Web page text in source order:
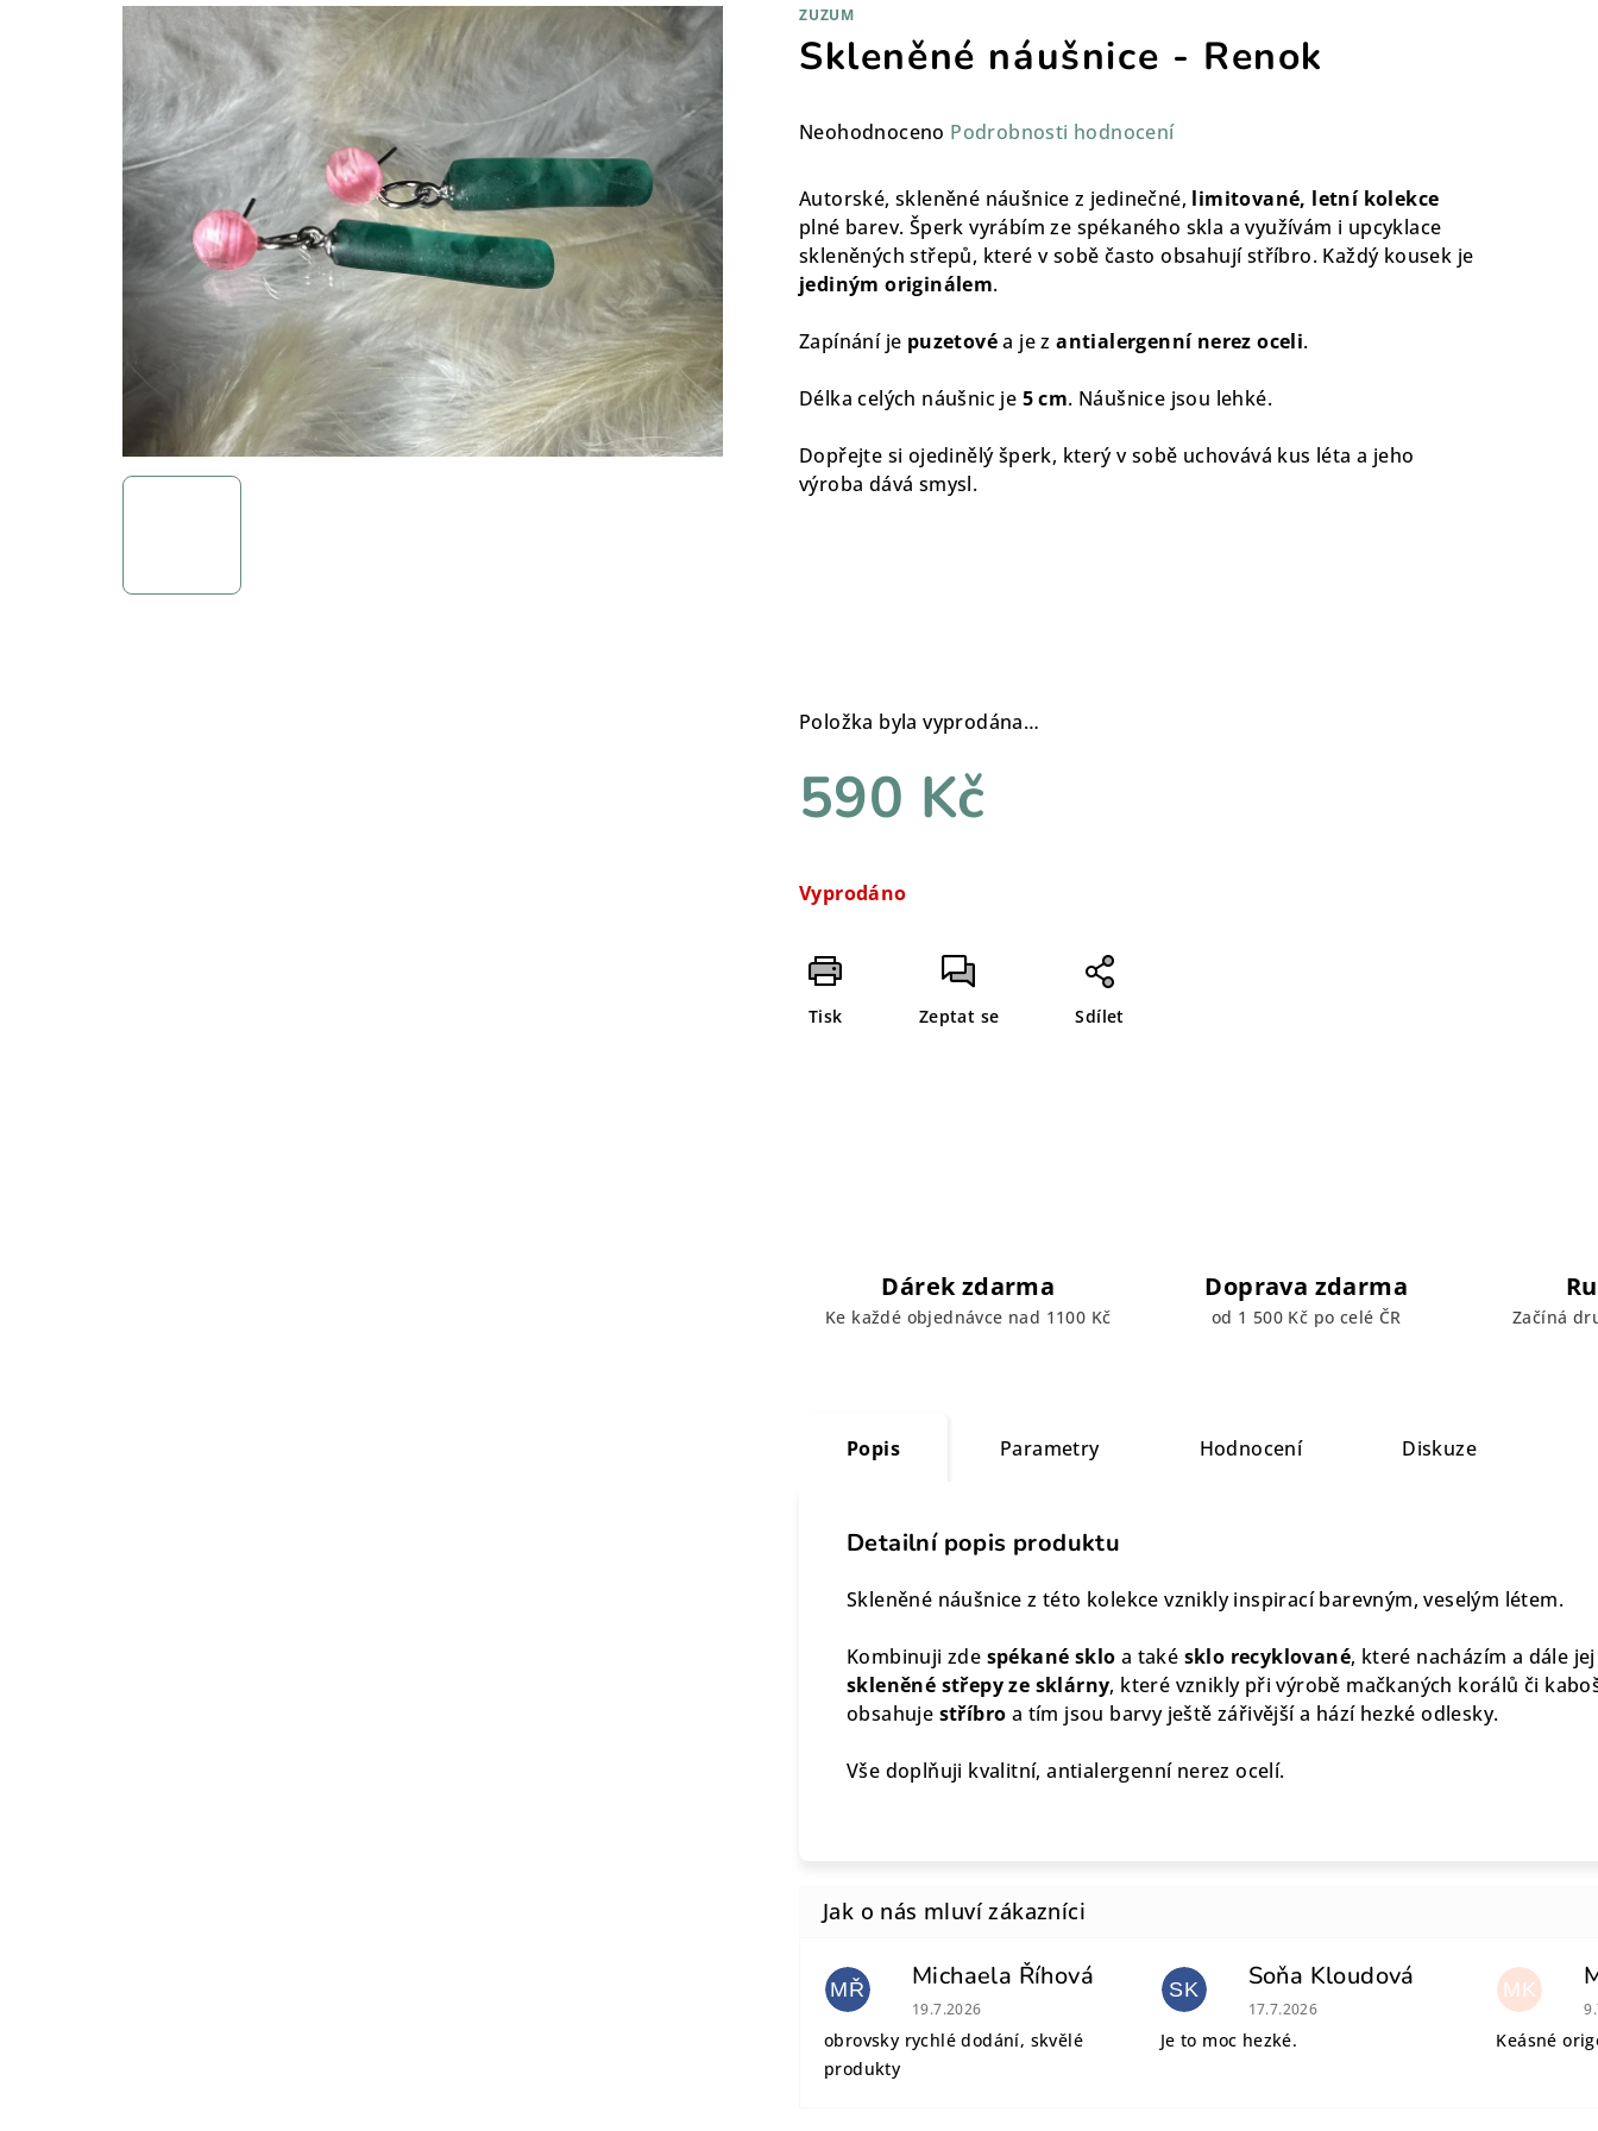
ZUZUM
Skleněné náušnice - Renok
Průměrné
produktu
je
0,0
z
5
hvězdiček.
Neohodnoceno Podrobnosti hodnocení
Autorské, skleněné náušnice z jedinečné, limitované, letní kolekce
plné barev. Šperk vyrábím ze spékaného skla a využívám i upcyklace
skleněných střepů, které v sobě často obsahují stříbro. Každý kousek je
jediným originálem.
Zapínání je puzetovéa je zantialergenní nerez oceli.
Délka celých náušnic je 5 cm. Náušnice jsou lehké.
Dopřejte si ojedinělý šperk, který v sobě uchovává kus léta a jeho
výroba dává smysl.
Položka byla vyprodána…
590 Kč
cena:
Vyprodáno
Tisk Zeptat se Sdílet
Dárek zdarma
Ke každé objednávce nad 1100 Kč
Doprava zdarma
od 1 500 Kč po celé ČR Začíná
Popis Parametry Hodnocení Diskuze
Detailní popis produktu
Skleněné náušnice z této kolekce vznikly inspirací barevným, veselým létem.
Kombinuji zde spékané sklo a také sklo recyklované, které nacházím a dále
skleněné střepy ze sklárny, které vznikly při výrobě mačkaných korálů či
obsahuje stříbro a tím jsou barvy ještě zářivější a hází hezké odlesky.
Vše doplňuji kvalitní, antialergenní nerez ocelí.
MŘ Michaela Říhová
Hodnocení obchodu je 5 z 5 hvězdiček.
19.7.2026
obrovsky rychlé dodání, skvělé
produkty
SK Soňa Kloudová
Hodnocení obchodu je 5 z 5 hvězdiček.
17.7.2026
Je to moc hezké.
MK
Keásné